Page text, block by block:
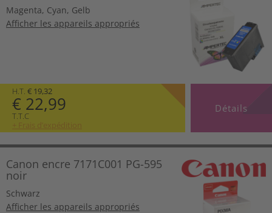
Magenta, Cyan, Gelb
Afficher les appareils appropriés
H.T. € 19,32
€ 22,99
T.T.C
+ Frais d’expédition
Détails
Canon encre 7171C001 PG-595
noir
Schwarz
Afficher les appareils appropriés